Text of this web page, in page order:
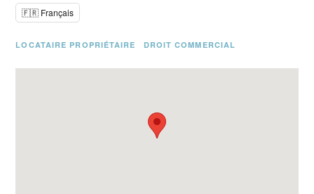
🇫🇷 Français
LOCATAIRE PROPRIÉTAIRE DROIT COMMERCIAL